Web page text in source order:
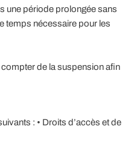
une période prolongée sans
temps nécessaire pour les
de la suspension afin
: • Droits d’accès et de